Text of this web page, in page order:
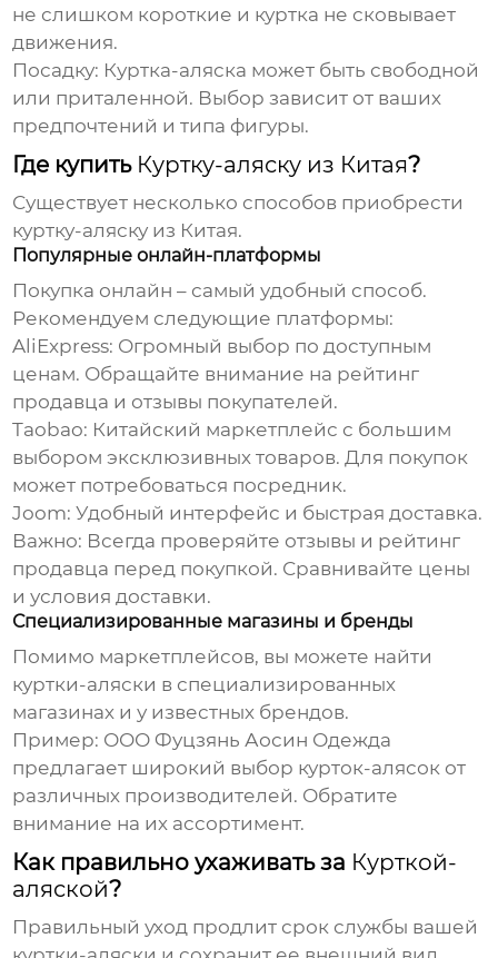
не слишком короткие и куртка не сковывает
движения.
Посадку: Куртка-аляска может быть свободной
или приталенной. Выбор зависит от ваших
предпочтений и типа фигуры.
Где купить Куртку-аляску из Китая?
Существует несколько способов приобрести
куртку-аляску из Китая.
Популярные онлайн-платформы
Покупка онлайн – самый удобный способ.
Рекомендуем следующие платформы:
AliExpress: Огромный выбор по доступным
ценам. Обращайте внимание на рейтинг
продавца и отзывы покупателей.
Taobao: Китайский маркетплейс с большим
выбором эксклюзивных товаров. Для покупок
может потребоваться посредник.
Joom: Удобный интерфейс и быстрая доставка.
Важно: Всегда проверяйте отзывы и рейтинг
продавца перед покупкой. Сравнивайте цены
и условия доставки.
Специализированные магазины и бренды
Помимо маркетплейсов, вы можете найти
куртки-аляски в специализированных
магазинах и у известных брендов.
Пример: ООО Фуцзянь Аосин Одежда
предлагает широкий выбор курток-алясок от
различных производителей. Обратите
внимание на их ассортимент.
Как правильно ухаживать за Курткой-
аляской?
Правильный уход продлит срок службы вашей